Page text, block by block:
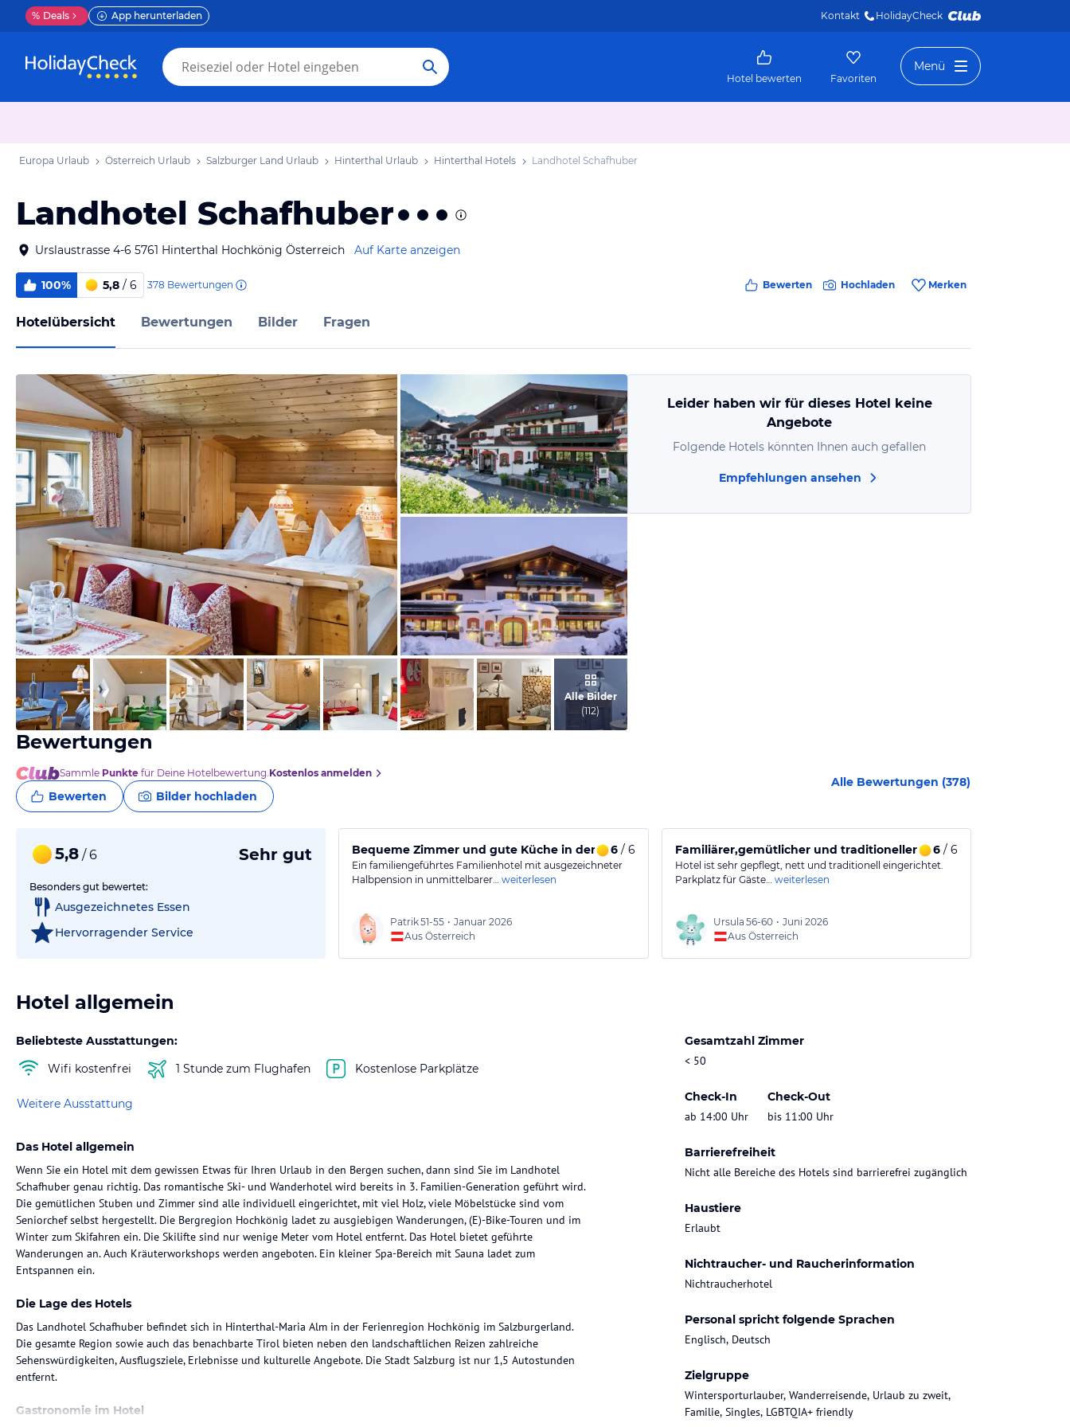
% Deals App herunterladen Kontakt HolidayCheck
Hotel bewerten Favoriten
Menü
Europa Urlaub Österreich Urlaub Salzburger Land Urlaub Hinterthal Urlaub Hinterthal Hotels Landhotel Schafhuber
Landhotel Schafhuber
Urslaustrasse 4-6 5761 Hinterthal Hochkönig Österreich Auf Karte anzeigen
100% 5,8 / 6 378 Bewertungen Bewerten Hochladen Merken
Hotelübersicht Bewertungen Bilder Fragen
vom Hotelier, Juli 2015
vom Hotelier, Juli 2015
vom Hotelier, Jänner 2017
Alle Bilder
(112)
Leider haben wir für dieses Hotel keine
Angebote
Folgende Hotels könnten Ihnen auch gefallen
Empfehlungen ansehen
Bewertungen
Sammle Punkte für Deine Hotelbewertung.Kostenlos anmelden
Bewerten Bilder hochladen
Alle Bewertungen (378)
5,8 / 6 Sehr gut
Besonders gut bewertet:
Ausgezeichnetes Essen
Hervorragender Service
Bequeme Zimmer und gute Küche in der Nähe der Skipiste.
6/ 6
Ein familiengeführtes Familienhotel mit ausgezeichneter
Halbpension in unmittelbarer… weiterlesen
Patrik51-55 • Januar 2026
Aus Österreich
Familiärer,gemütlicher und traditioneller Hotelbetrieb
6/ 6
Hotel ist sehr gepflegt, nett und traditionell eingerichtet.
Parkplatz für Gäste… weiterlesen
Ursula 56-60 • Juni 2026
Aus Österreich
Hotel allgemein
Beliebteste Ausstattungen:
Wifi kostenfrei
1 Stunde zum Flughafen Kostenlose Parkplätze
Weitere Ausstattung
Gesamtzahl Zimmer
< 50
Check-In
ab 14:00 Uhr
Check-Out
bis 11:00 Uhr
Barrierefreiheit
Nicht alle Bereiche des Hotels sind barrierefrei zugänglich
Haustiere
Erlaubt
Nichtraucher- und Raucherinformation
Nichtraucherhotel
Personal spricht folgende Sprachen
Englisch, Deutsch
Zielgruppe
Wintersporturlauber, Wanderreisende, Urlaub zu zweit,
Familie, Singles, LGBTQIA+ friendly
Das Hotel allgemein
Wenn Sie ein Hotel mit dem gewissen Etwas für Ihren Urlaub in den Bergen suchen, dann sind Sie im Landhotel
Schafhuber genau richtig. Das romantische Ski- und Wanderhotel wird bereits in 3. Familien-Generation geführt wird.
Die gemütlichen Stuben und Zimmer sind alle individuell eingerichtet, mit viel Holz, viele Möbelstücke sind vom
Seniorchef selbst hergestellt. Die Bergregion Hochkönig ladet zu ausgiebigen Wanderungen, (E)-Bike-Touren und im
Winter zum Skifahren ein. Die Skilifte sind nur wenige Meter vom Hotel entfernt. Das Hotel bietet geführte
Wanderungen an. Auch Kräuterworkshops werden angeboten. Ein kleiner Spa-Bereich mit Sauna ladet zum
Entspannen ein.
Die Lage des Hotels
Das Landhotel Schafhuber befindet sich in Hinterthal-Maria Alm in der Ferienregion Hochkönig im Salzburgerland.
Die gesamte Region sowie auch das benachbarte Tirol bieten neben den landschaftlichen Reizen zahlreiche
Sehenswürdigkeiten, Ausflugsziele, Erlebnisse und kulturelle Angebote. Die Stadt Salzburg ist nur 1,5 Autostunden
entfernt.
Gastronomie im Hotel